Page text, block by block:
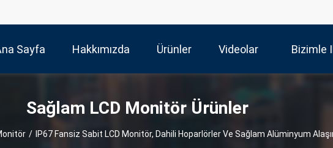
Sayfa Hakkımızda Ürünler Videolar Bizimle
Sağlam LCD Monitör Ürünler
/ IP67 Fansiz Sabit LCD Monitör, Dahili Hoparlörler Ve Sağlam Alüminyum